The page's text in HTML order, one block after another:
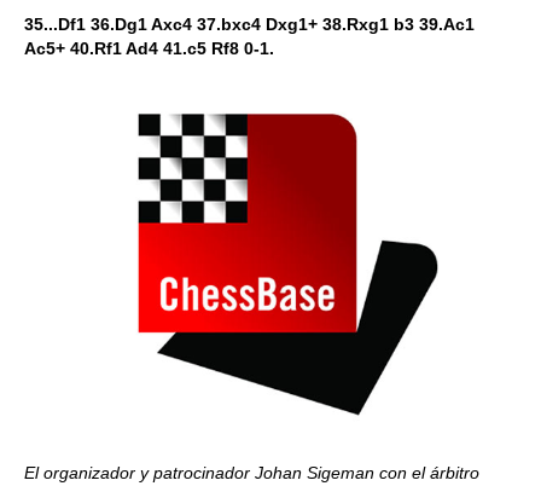
35...Df1 36.Dg1 Axc4 37.bxc4 Dxg1+ 38.Rxg1 b3 39.Ac1
Ac5+ 40.Rf1 Ad4 41.c5 Rf8 0-1.
El organizador y patrocinador Johan Sigeman con el árbitro